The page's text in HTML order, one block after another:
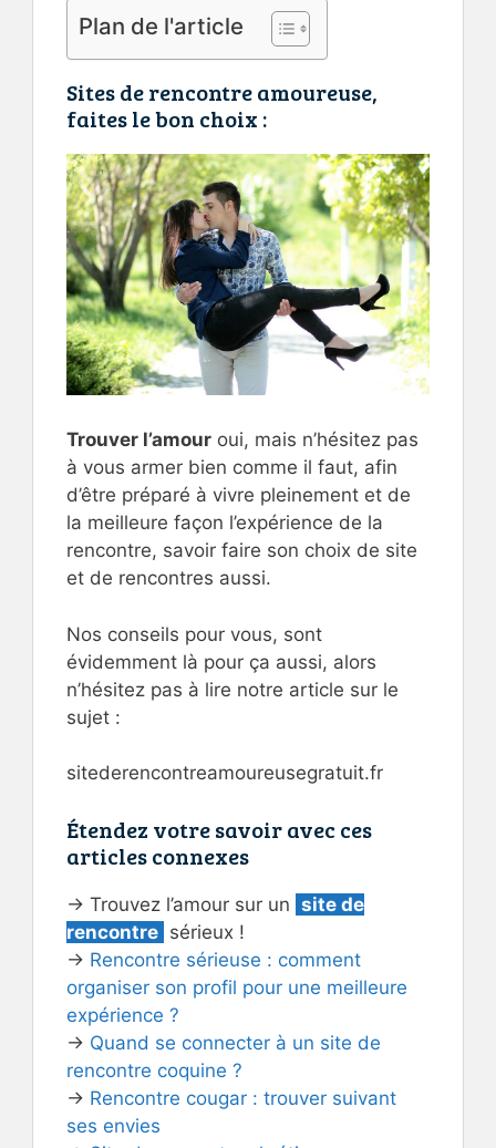
Plan de l'article
Sites de rencontre amoureuse,
faites le bon choix :
Trouver l’amour oui, mais n’hésitez pas
à vous armer bien comme il faut, afin
d’être préparé à vivre pleinement et de
la meilleure façon l’expérience de la
rencontre, savoir faire son choix de site
et de rencontres aussi.
Nos conseils pour vous, sont
évidemment là pour ça aussi, alors
n’hésitez pas à lire notre article sur le
sujet :
sitederencontreamoureusegratuit.fr
Étendez votre savoir avec ces
articles connexes
→ Trouvez l’amour sur un site de
rencontre sérieux !
→ Rencontre sérieuse : comment
organiser son profil pour une meilleure
expérience ?
→ Quand se connecter à un site de
rencontre coquine ?
→ Rencontre cougar : trouver suivant
ses envies